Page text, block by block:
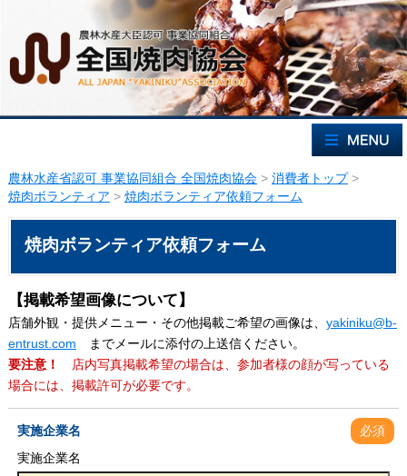
農林水産省認可 事業協同組合 全国焼肉協会 > 消費者トップ >
焼肉ボランティア > 焼肉ボランティア依頼フォーム
焼肉ボランティア依頼フォーム
【掲載希望画像について】
店舗外観・提供メニュー・その他掲載ご希望の画像は、 yakiniku@b-
entrust.com までメールに添付の上送信ください。
要注意！
店内写真掲載希望の場合は、参加者様の顔が写っている
場合には、掲載許可が必要です。
実施企業名
必須
実施企業名